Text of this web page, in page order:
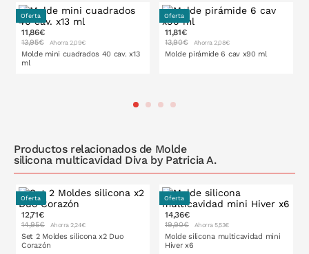
Evitarcontacto directo con fuentes de calor (resistencia del
horno o llama) y no utilizar utensilios metálicos cortantes en su
interior.
Oferta
11,86€
13,95€ Ahorra 2,09€
Molde mini cuadrados 40 cav. x13
ml
Oferta
11,81€
13,90€ Ahorra 2,08€
Molde pirámide 6 cav x90 ml
Productos relacionados de Molde
silicona multicavidad Diva by Patricia A.
Oferta
12,71€
14,95€ Ahorra 2,24€
Set 2 Moldes silicona x2 Duo
Corazón
Oferta
14,36€
19,90€ Ahorra 5,53€
Molde silicona multicavidad mini
Hiver x6